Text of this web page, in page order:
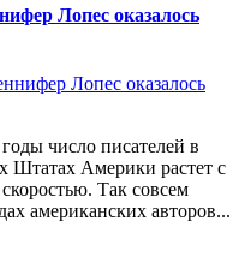
Лопес оказалось
число писателей в
Штатах Америки растет с
Так совсем
американских авторов...